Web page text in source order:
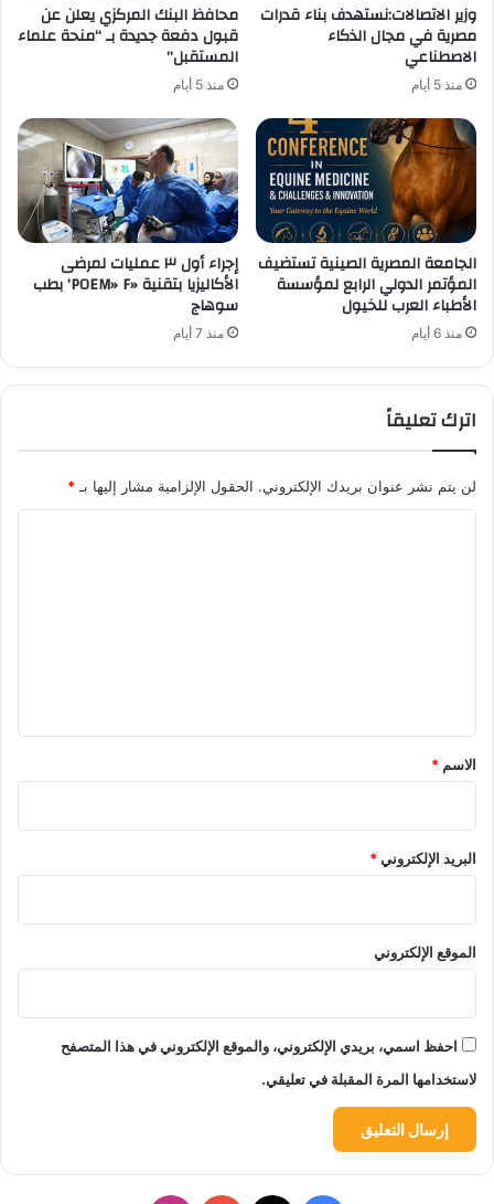
وزير الاتصالات:نستهدف بناء قدرات
مصرية في مجال الذكاء
الاصطناعي
منذ 5 أيام
محافظ البنك المركزي يعلن عن
قبول دفعة جديدة بـ “منحة علماء
المستقبل”
منذ 5 أيام
الجامعة المصرية الصينية تستضيف
المؤتمر الدولي الرابع لمؤسسة
الأطباء العرب للخيول
منذ 6 أيام
إجراء أول ٣ عمليات لمرضى
الأكاليزيا بتقنية «POEM» F’ بطب
سوهاج
منذ 7 أيام
اترك تعليقاً
لن يتم نشر عنوان بريدك الإلكتروني. الحقول الإلزامية مشار إليها بـ *
*
الاسم *
البريد الإلكتروني*
الموقع الإلكتروني
احفظ اسمي، بريدي الإلكتروني، والموقع الإلكتروني في هذا المتصفح
لاستخدامها المرة المقبلة في تعليقي.